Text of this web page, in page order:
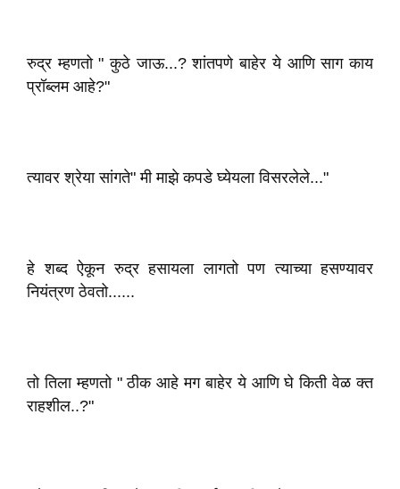
रुद्र म्हणतो " कुठे जाऊ...? शांतपणे बाहेर ये आणि साग काय
प्रॉब्लम आहे?"
त्यावर श्रेया सांगते" मी माझे कपडे घ्येयला विसरलेले..."
हे शब्द ऐकून रुद्र हसायला लागतो पण त्याच्या हसण्यावर
नियंत्रण ठेवतो......
तो तिला म्हणतो " ठीक आहे मग बाहेर ये आणि घे किती वेळ क्त
राहशील..?"